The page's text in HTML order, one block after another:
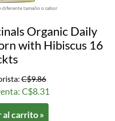
diferente tamaño o sabor
Organic Daily
with Hibiscus 16
C$9.86
C$8.31
al carrito »